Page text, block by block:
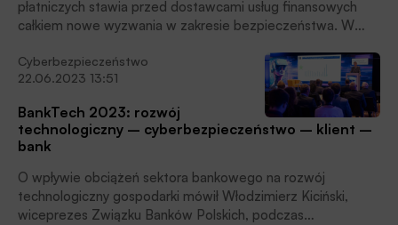
płatniczych stawia przed dostawcami usług finansowych
całkiem nowe wyzwania w zakresie bezpieczeństwa. W
korzystają z deep fake -tradycyjne metody uwierzytelnienia
powoli tracą znaczenie na rzecz analizy behawioralnej.
Kwestii tej poświęcona była druga sesja tegorocznego
Forum Usług Płatniczych.
Cyberbezpieczeństwo
22.06.2023 13:51
BankTech 2023: rozwój
technologiczny – cyberbezpieczeństwo – klient –
bank
O wpływie obciążeń sektora bankowego na rozwój
technologiczny gospodarki mówił Włodzimierz Kiciński,
wiceprezes Związku Banków Polskich, podczas